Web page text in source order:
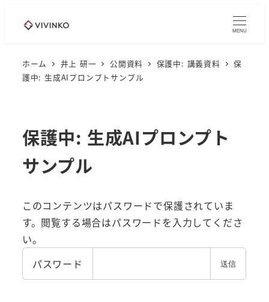
MENU
ホーム 井上 研一 公開資料 保護中: 講義資料
保
護中: 生成AIプロンプトサンプル
保護中: 生成AIプロンプト
サンプル
このコンテンツはパスワードで保護されていま
す。閲覧する場合はパスワードを入力してくださ
い。
パスワード